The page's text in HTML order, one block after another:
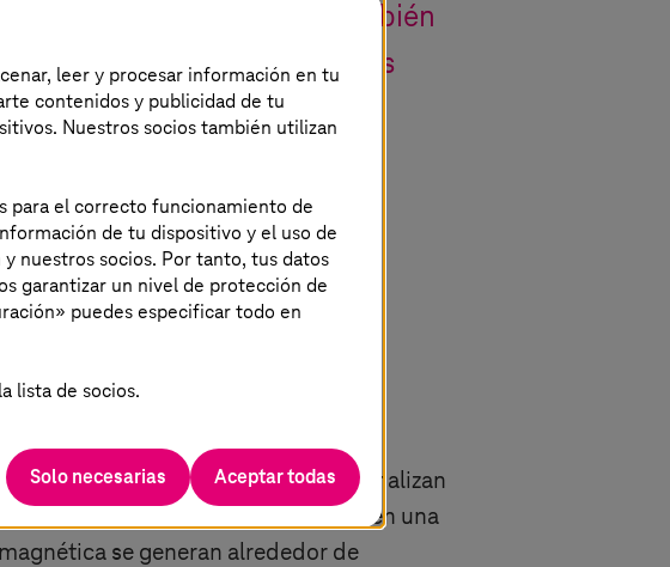
y los costes, sino que también
de curarse de los
la inteligencia artificial.
opinión gracias a la
artificial
no lo tienen fácil: todos los días analizan
de radiografías y tomografías. Solo en una
se generan alrededor de
leer y procesar información en tu
contenidos y publicidad de tu
Nuestros socios también utilizan
para el correcto funcionamiento de
de tu dispositivo y el uso de
nuestros socios. Por tanto, tus datos
garantizar un nivel de protección de
puedes especificar todo en
lista de socios.
Solo necesarias Aceptar todas